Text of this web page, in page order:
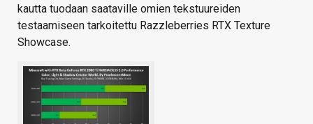
kautta tuodaan saataville omien tekstuureiden
testaamiseen tarkoitettu Razzleberries RTX Texture
Showcase.